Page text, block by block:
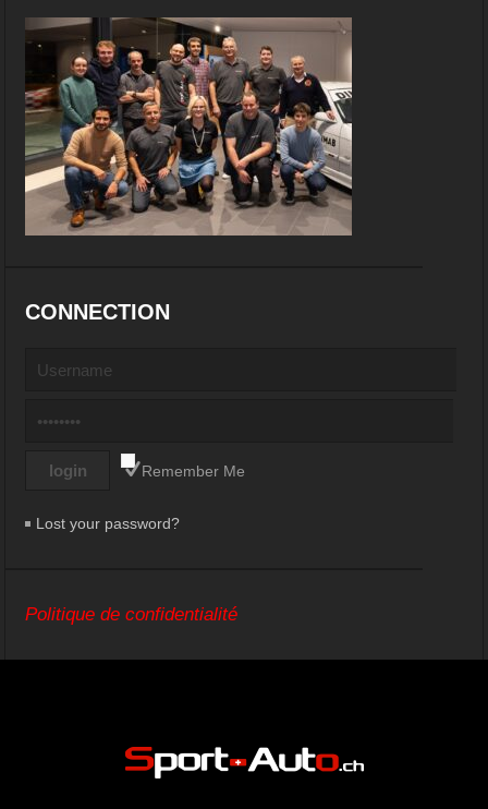
CONNECTION
Remember Me
Lost your password?
Politique de confidentialité